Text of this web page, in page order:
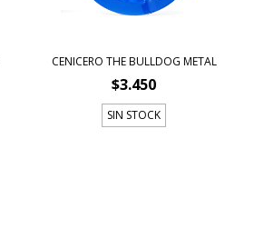
CENICERO THE BULLDOG METAL
$3.450
SIN STOCK